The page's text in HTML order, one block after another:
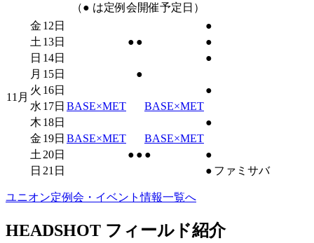
11月
金 12日
●
土 13日 ● ●
●
日 14日
●
月 15日
●
火 16日
●
水 17日 BASE×MET
BASE×MET
木 18日
●
金 19日 BASE×MET
BASE×MET
土 20日 ● ● ●
●
日 21日 ● ファミサバ
（● は定例会開催予定日）
ユニオン定例会・イベント情報一覧へ
HEADSHOT フィールド紹介